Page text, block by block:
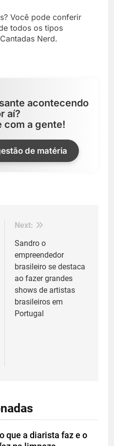
Você pode conferir
todos os tipos
Nerd.
acontecendo
aí?
com a gente!
de matéria
Next:
Sandro o
empreendedor
brasileiro se destaca
ao fazer grandes
shows de artistas
brasileiros em
Portugal
que a diarista faz e o